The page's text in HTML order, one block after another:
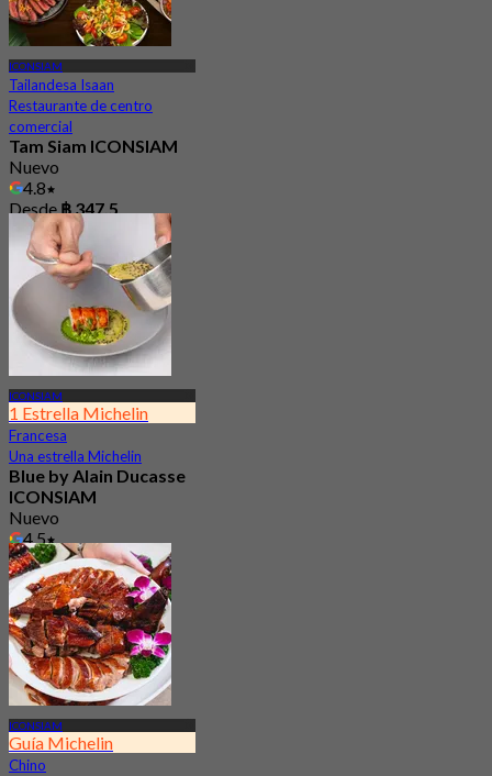
ICONSIAM
Tailandesa Isaan
Restaurante de centro
comercial
Tam Siam ICONSIAM
Nuevo
4.8
Desde฿ 347.5
ICONSIAM
1 Estrella Michelin
Francesa
Una estrella Michelin
Blue by Alain Ducasse
ICONSIAM
Nuevo
4.5
Desde฿ 4,500
ICONSIAM
Guía Michelin
Chino